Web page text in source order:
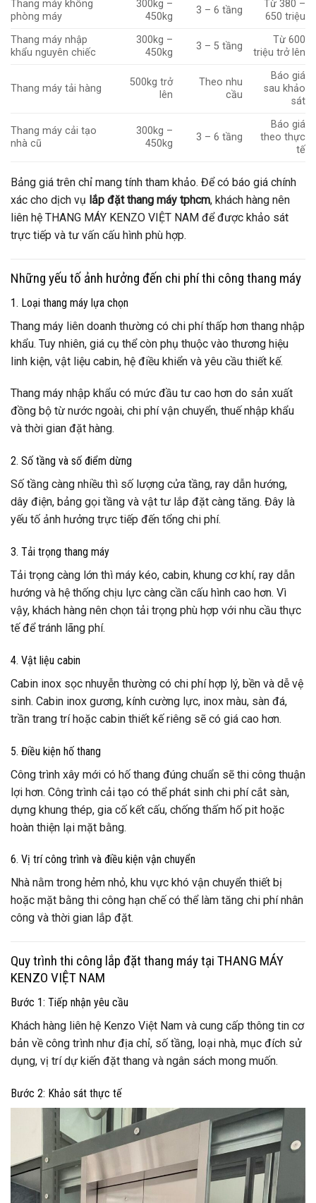
Thang máy không
phòng máy
300kg –
450kg
3 – 6 tầng
Từ 380 –
650 triệu
Thang máy nhập
khẩu nguyên chiếc
300kg –
450kg
3 – 5 tầng
Từ 600
triệu trở lên
Thang máy tải hàng
500kg trở
lên
Theo nhu
cầu
Báo giá
sau khảo
sát
Thang máy cải tạo
nhà cũ
300kg –
450kg
3 – 6 tầng
Báo giá
theo thực
tế
Bảng giá trên chỉ mang tính tham khảo. Để có báo giá chính
xác cho dịch vụ lắp đặt thang máy tphcm, khách hàng nên
liên hệ THANG MÁY KENZO VIỆT NAM để được khảo sát
trực tiếp và tư vấn cấu hình phù hợp.
Những yếu tố ảnh hưởng đến chi phí thi công thang máy
1. Loại thang máy lựa chọn
Thang máy liên doanh thường có chi phí thấp hơn thang nhập
khẩu. Tuy nhiên, giá cụ thể còn phụ thuộc vào thương hiệu
linh kiện, vật liệu cabin, hệ điều khiển và yêu cầu thiết kế.
Thang máy nhập khẩu có mức đầu tư cao hơn do sản xuất
đồng bộ từ nước ngoài, chi phí vận chuyển, thuế nhập khẩu
và thời gian đặt hàng.
2. Số tầng và số điểm dừng
Số tầng càng nhiều thì số lượng cửa tầng, ray dẫn hướng,
dây điện, bảng gọi tầng và vật tư lắp đặt càng tăng. Đây là
yếu tố ảnh hưởng trực tiếp đến tổng chi phí.
3. Tải trọng thang máy
Tải trọng càng lớn thì máy kéo, cabin, khung cơ khí, ray dẫn
hướng và hệ thống chịu lực càng cần cấu hình cao hơn. Vì
vậy, khách hàng nên chọn tải trọng phù hợp với nhu cầu thực
tế để tránh lãng phí.
4. Vật liệu cabin
Cabin inox sọc nhuyễn thường có chi phí hợp lý, bền và dễ vệ
sinh. Cabin inox gương, kính cường lực, inox màu, sàn đá,
trần trang trí hoặc cabin thiết kế riêng sẽ có giá cao hơn.
5. Điều kiện hố thang
Công trình xây mới có hố thang đúng chuẩn sẽ thi công thuận
lợi hơn. Công trình cải tạo có thể phát sinh chi phí cắt sàn,
dựng khung thép, gia cố kết cấu, chống thấm hố pit hoặc
hoàn thiện lại mặt bằng.
6. Vị trí công trình và điều kiện vận chuyển
Nhà nằm trong hẻm nhỏ, khu vực khó vận chuyển thiết bị
hoặc mặt bằng thi công hạn chế có thể làm tăng chi phí nhân
công và thời gian lắp đặt.
Quy trình thi công lắp đặt thang máy tại THANG MÁY
KENZO VIỆT NAM
Bước 1: Tiếp nhận yêu cầu
Khách hàng liên hệ Kenzo Việt Nam và cung cấp thông tin cơ
bản về công trình như địa chỉ, số tầng, loại nhà, mục đích sử
dụng, vị trí dự kiến đặt thang và ngân sách mong muốn.
Bước 2: Khảo sát thực tế